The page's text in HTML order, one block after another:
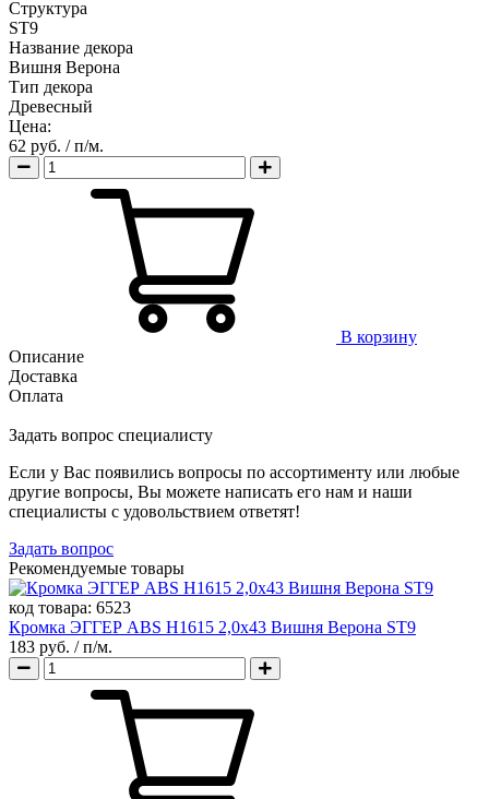
Структура
ST9
Название декора
Вишня Верона
Тип декора
Древесный
Цена:
62 руб. / п/м.
В корзину
Описание
Доставка
Оплата
Задать вопрос специалисту
Если у Вас появились вопросы по ассортименту или любые
другие вопросы, Вы можете написать его нам и наши
специалисты с удовольствием ответят!
Задать вопрос
Рекомендуемые товары
код товара: 6523
Кромка ЭГГЕР ABS H1615 2,0х43 Вишня Верона ST9
183 руб. / п/м.